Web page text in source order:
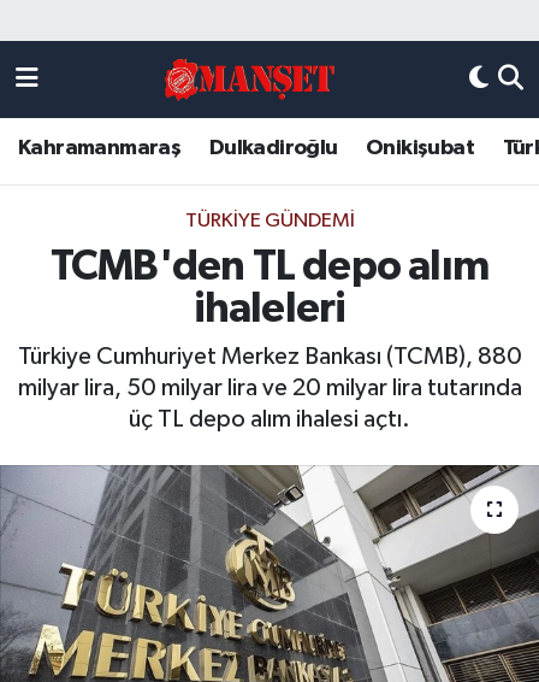
Kahramanmaraş Dulkadiroğlu Onikişubat
TÜRKIYE GÜNDEMI
TCMB'den TL depo alım
ihaleleri
Türkiye Cumhuriyet Merkez Bankası (TCMB), 880
milyar lira, 50 milyar lira ve 20 milyar lira tutarında
üç TL depo alım ihalesi açtı.
DULKADİROĞLU
KAHRAMANMARAŞ
ONİKİŞUBAT
Künye
Kahramanmaraş Nöbetçi Eczaneler
Kahramanmaraş Hava Durumu
Kahramanmaraş Trafik Yoğunluk Haritası
Süper Lig Puan Durumu ve Fikstür
Son Dakika Haberleri